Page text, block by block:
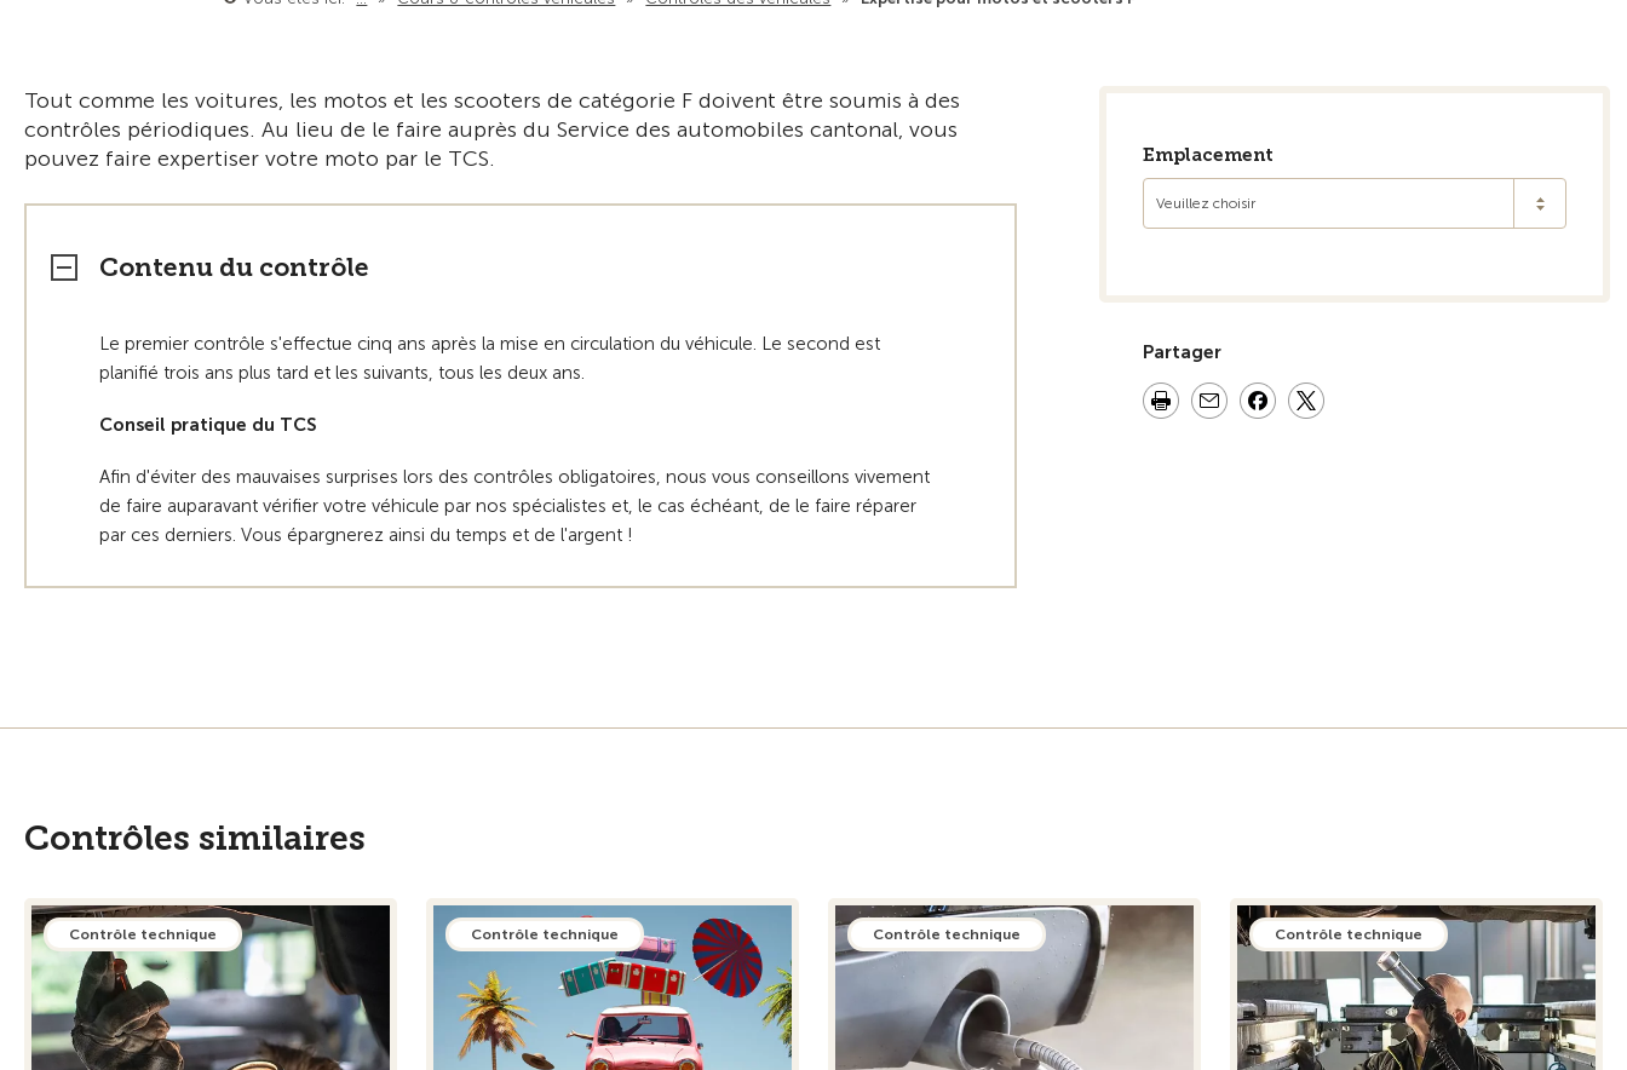
Tout comme les voitures, les motos et les scooters de catégorie F doivent être soumis à des
contrôles périodiques. Au lieu de le faire auprès du Service des automobiles cantonal, vous
pouvez faire expertiser votre moto par le TCS.
Contenu du contrôle
Le premier contrôle s'effectue cinq ans après la mise en circulation du véhicule. Le second est
planifié trois ans plus tard et les suivants, tous les deux ans.
Conseil pratique du TCS
Afin d'éviter des mauvaises surprises lors des contrôles obligatoires, nous vous conseillons vivement
de faire auparavant vérifier votre véhicule par nos spécialistes et, le cas échéant, de le faire réparer
par ces derniers. Vous épargnerez ainsi du temps et de l'argent !
Emplacement
Veuillez choisir
Partager
Contrôles similaires
Contrôle technique Contrôle technique Contrôle technique Contrôle technique